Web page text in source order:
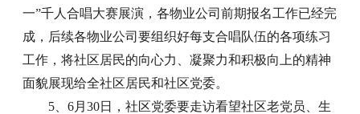
一”千人合唱大赛展演，各物业公司前期报名工作已经完
成，后续各物业公司要组织好每支合唱队伍的各项练习
工作，将社区居民的向心力、凝聚力和积极向上的精神
面貌展现给全社区居民和社区党委。
5、6月30日，社区党委要走访看望社区老党员、生